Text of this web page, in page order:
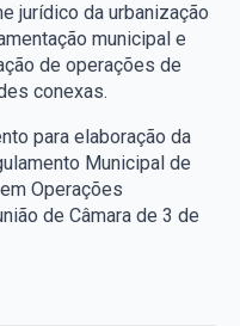
jurídico da urbanização
municipal e
de operações de
conexas.
para elaboração da
Municipal de
Operações
de Câmara de 3 de